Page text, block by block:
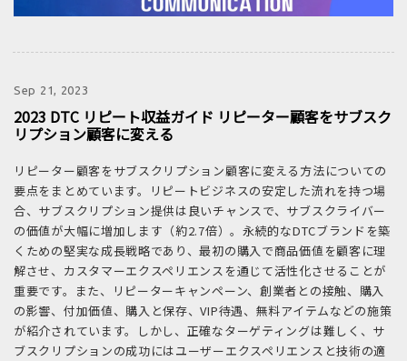
Sep 21, 2023
2023 DTC リピート収益ガイド リピーター顧客をサブスク
リプション顧客に変える
リピーター顧客をサブスクリプション顧客に変える方法についての
要点をまとめています。リピートビジネスの安定した流れを持つ場
合、サブスクリプション提供は良いチャンスで、サブスクライバー
の価値が大幅に増加します（約2.7倍）。永続的なDTCブランドを築
くための堅実な成長戦略であり、最初の購入で商品価値を顧客に理
解させ、カスタマーエクスペリエンスを通じて活性化させることが
重要です。また、リピーターキャンペーン、創業者との接触、購入
の影響、付加価値、購入と保存、VIP待遇、無料アイテムなどの施策
が紹介されています。しかし、正確なターゲティングは難しく、サ
ブスクリプションの成功にはユーザーエクスペリエンスと技術の適